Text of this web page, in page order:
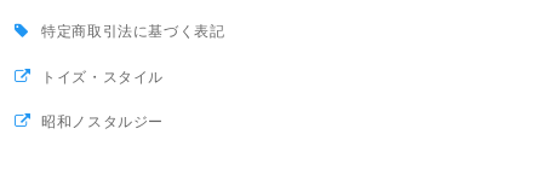
特定商取引法に基づく表記
トイズ・スタイル
昭和ノスタルジー